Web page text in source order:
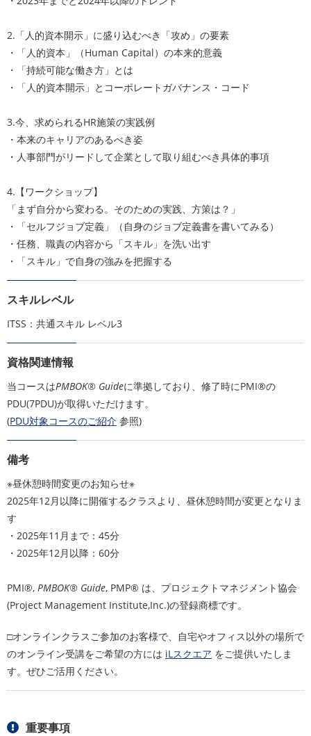
2.「人的資本開示」に盛り込むべき「攻め」の要素
・「人的資本」（Human Capital）の本来的意義
・「持続可能な働き方」とは
・「人的資本開示」とコーポレートガバナンス・コード
3.今、求められるHR施策の実践例
・本来のキャリアのあるべき姿
・人事部門がリードして企業として取り組むべき具体的事項
4.【ワークショップ】
「まず自分から変わる。そのための実践、方策は？」
・「セルフジョブ定義」（自身のジョブ定義書を書いてみる）
・任務、職責の内容から「スキル」を洗い出す
・「スキル」で自身の強みを把握する
スキルレベル
ITSS：共通スキル レベル3
資格関連情報
当コースはPMBOK® Guideに準拠しており、修了時にPMI®の
PDU(7PDU)が取得いただけます。
(PDU対象コースのご紹介 参照)
備考
※昼休憩時間変更のお知らせ※
2025年12月以降に開催するクラスより、昼休憩時間が変更となりま
す
・2025年11月まで：45分
・2025年12月以降：60分
PMI®, PMBOK® Guide, PMP® は、プロジェクトマネジメント協会
(Project Management Institute,Inc.)の登録商標です。
□オンラインクラスご参加のお客様で、自宅やオフィス以外の場所で
のオンライン受講をご希望の方には iLスクエア をご提供いたしま
す。ぜひご活用ください。
重要事項